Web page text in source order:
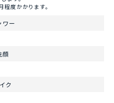
度かかります。
ワー
顔
ク